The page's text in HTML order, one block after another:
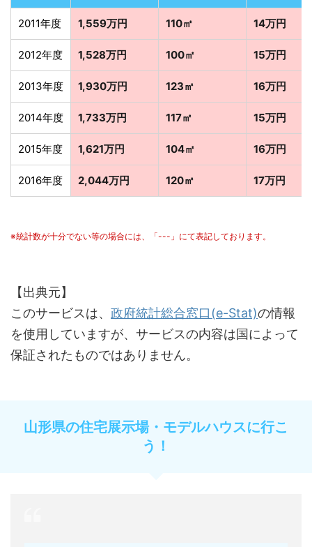
2011年度 1,559万円 110㎡ 14万円
2012年度 1,528万円 100㎡ 15万円
2013年度 1,930万円 123㎡ 16万円
2014年度 1,733万円 117㎡ 15万円
2015年度 1,621万円 104㎡ 16万円
2016年度 2,044万円 120㎡ 17万円
※統計数が十分でない等の場合には、「---」にて表記しております。
【出典元】
このサービスは、 政府統計総合窓口(e-Stat)の情報
を使用していますが、サービスの内容は国によって
保証されたものではありません。
山形県の住宅展示場・モデルハウスに行こ
う！